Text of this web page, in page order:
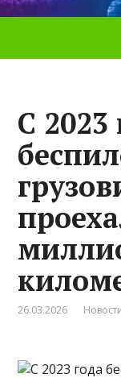
С 2023
26.03.2026